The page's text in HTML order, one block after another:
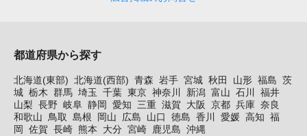
都道府県から探す
北海道(東部) 北海道(西部) 青森 岩手 宮城 秋田 山形 福島 茨
城 栃木 群馬 埼玉 千葉 東京 神奈川 新潟 富山 石川
福井
山梨 長野 岐阜 静岡 愛知 三重 滋賀 大阪 京都 兵庫 奈良
和歌山 鳥取 島根 岡山 広島 山口 徳島 香川 愛媛 高知 福
岡
佐賀 長崎 熊本 大分 宮崎 鹿児島 沖縄